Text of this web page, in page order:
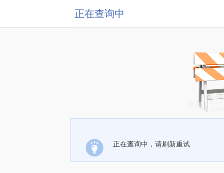
正在查询中
正在查询中，请刷新重试